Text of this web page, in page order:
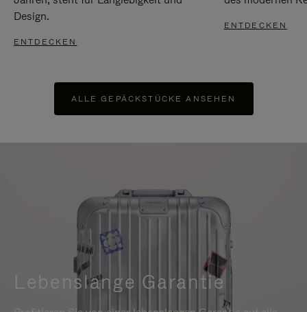
Design.
ENTDECKEN
ENTDECKEN
ALLE GEPÄCKSTÜCKE ANSEHEN
Lebenslange Garantie